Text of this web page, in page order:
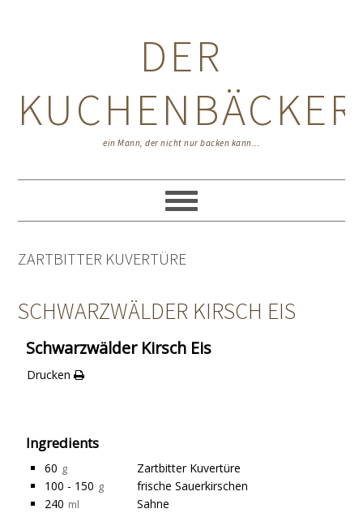
DER
KUCHENBÄCKER
ein Mann, der nicht nur backen kann...
ZARTBITTER KUVERTÜRE
SCHWARZWÄLDER KIRSCH EIS
Schwarzwälder Kirsch Eis
Drucken
Ingredients
60 g
Zartbitter Kuvertüre
100 - 150 g
frische Sauerkirschen
240 ml
Sahne